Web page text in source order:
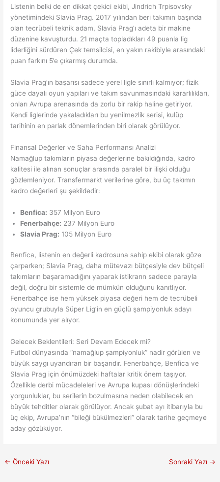
Listenin belki de en dikkat çekici ekibi, Jindrich Trpisovsky
yönetimindeki Slavia Prag. 2017 yılından beri takımın başında
olan tecrübeli teknik adam, Slavia Prag’ı adeta bir makine
düzenine kavuşturdu. 21 maçta topladıkları 49 puanla lig
liderliğini sürdüren Çek temsilcisi, en yakın rakibiyle arasındaki
puan farkını 5’e çıkarmış durumda.
Slavia Prag’ın başarısı sadece yerel ligle sınırlı kalmıyor; fizik
güce dayalı oyun yapıları ve takım savunmasındaki kararlılıkları,
onları Avrupa arenasında da zorlu bir rakip haline getiriyor.
Kendi liglerinde yakaladıkları bu yenilmezlik serisi, kulüp
tarihinin en parlak dönemlerinden biri olarak görülüyor.
Finansal Değerler ve Saha Performansı Analizi
Namağlup takımların piyasa değerlerine bakıldığında, kadro
kalitesi ile alınan sonuçlar arasında paralel bir ilişki olduğu
gözlemleniyor. Transfermarkt verilerine göre, bu üç takımın
kadro değerleri şu şekildedir:
Benfica: 357 Milyon Euro
Fenerbahçe: 237 Milyon Euro
Slavia Prag: 105 Milyon Euro
Benfica, listenin en değerli kadrosuna sahip ekibi olarak göze
çarparken; Slavia Prag, daha mütevazı bütçesiyle dev bütçeli
takımların başaramadığını yaparak istikrarın sadece parayla
değil, doğru bir sistemle de mümkün olduğunu kanıtlıyor.
Fenerbahçe ise hem yüksek piyasa değeri hem de tecrübeli
oyuncu grubuyla Süper Lig’in en güçlü şampiyonluk adayı
konumunda yer alıyor.
Gelecek Beklentileri: Seri Devam Edecek mi?
Futbol dünyasında “namağlup şampiyonluk” nadir görülen ve
büyük saygı uyandıran bir başarıdır. Fenerbahçe, Benfica ve
Slavia Prag için önümüzdeki haftalar kritik önem taşıyor.
Özellikle derbi mücadeleleri ve Avrupa kupası dönüşlerindeki
yorgunluklar, bu serilerin bozulmasına neden olabilecek en
büyük tehditler olarak görülüyor. Ancak şubat ayı itibarıyla bu
üç ekip, Avrupa’nın “bileği bükülmezleri” olarak tarihe geçmeye
aday gözüküyor.
← Önceki Yazı Sonraki Yazı →